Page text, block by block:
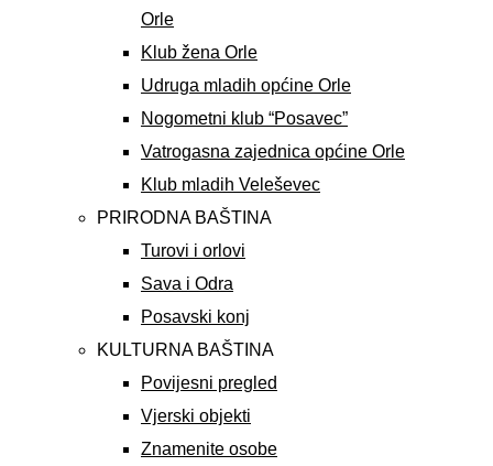
Orle
Klub žena Orle
Udruga mladih općine Orle
Nogometni klub “Posavec”
Vatrogasna zajednica općine Orle
Klub mladih Veleševec
PRIRODNA BAŠTINA
Turovi i orlovi
Sava i Odra
Posavski konj
KULTURNA BAŠTINA
Povijesni pregled
Vjerski objekti
Znamenite osobe